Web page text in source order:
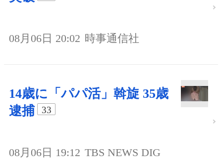
08月06日 20:02 時事通信社
14歳に「パパ活」斡旋 35歳
逮捕
33
08月06日 19:12 TBS NEWS DIG